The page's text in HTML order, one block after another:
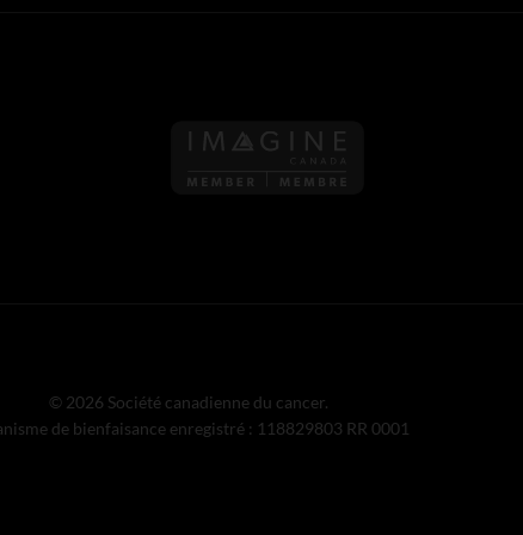
© 2026 Société canadienne du cancer.
de bienfaisance enregistré : 118829803 RR 0001